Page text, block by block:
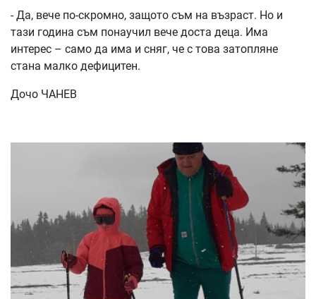
- Да, вече по-скромно, защото съм на възраст. Но и
тази година съм понаучил вече доста деца. Има
интерес – само да има и сняг, че с това затопляне
стана малко дефицитен.
Дочо ЧАНЕВ